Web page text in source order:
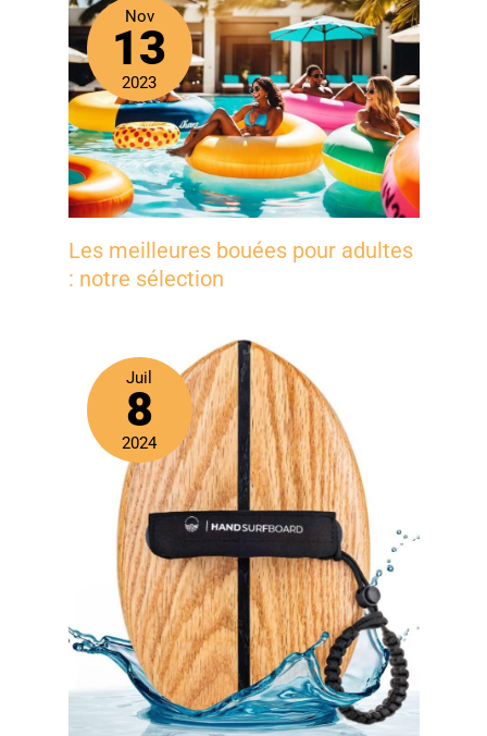
Nov
13
2023
Les meilleures bouées pour adultes
: notre sélection
Juil
8
2024